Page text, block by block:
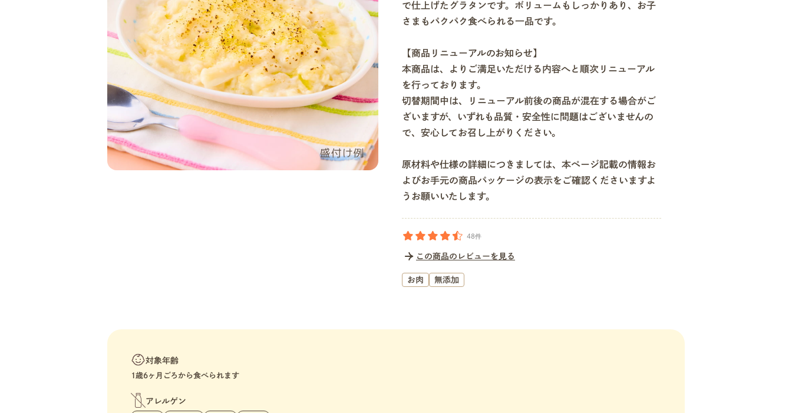
で仕上げたグラタンです。ボリュームもしっかりあり、お子
さまもパクパク食べられる一品です。
【商品リニューアルのお知らせ】
本商品は、よりご満足いただける内容へと順次リニューアル
を行っております。
切替期間中は、リニューアル前後の商品が混在する場合がご
ざいますが、いずれも品質・安全性に問題はございませんの
で、安心してお召し上がりください。
原材料や仕様の詳細につきましては、本ページ記載の情報お
よびお手元の商品パッケージの表示をご確認くださいますよ
うお願いいたします。
48件
この商品のレビューを見る
お肉 無添加
対象年齢
1歳6ヶ月ごろから食べられます
アレルゲン